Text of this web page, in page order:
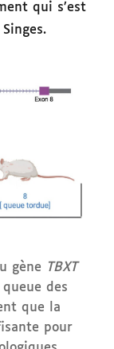
qui s’est
gène TBXT
des
que la
pour